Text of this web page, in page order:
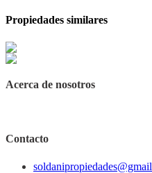
Propiedades similares
Acerca de nosotros
Contacto